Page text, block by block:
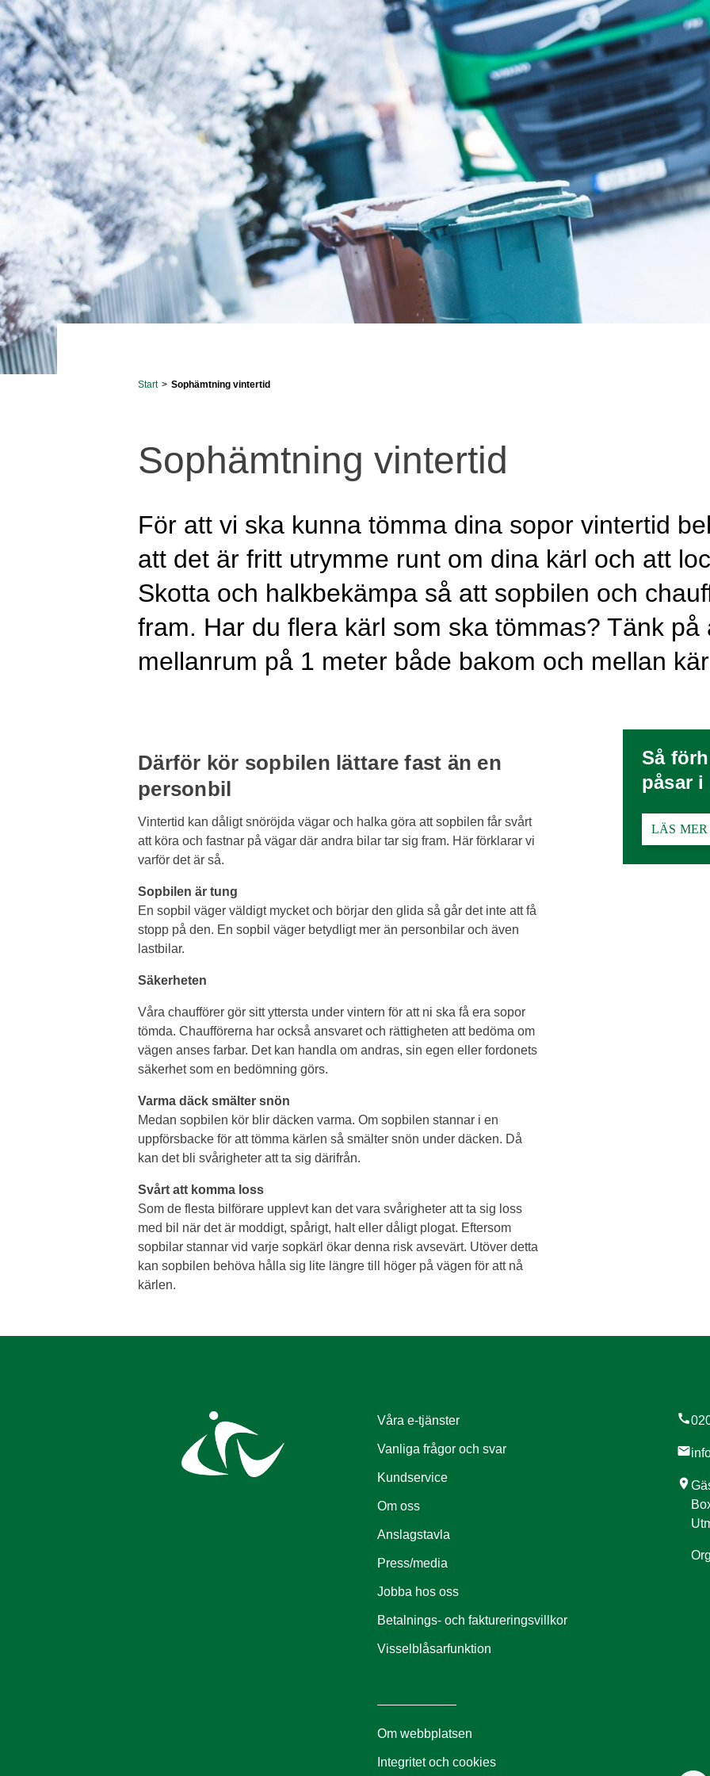
Start > Sophämtning vintertid
Sophämtning vintertid
För att vi ska kunna tömma dina sopor vintertid
att det är fritt utrymme runt om dina kärl och att
Skotta och halkbekämpa så att sopbilen och
fram. Har du flera kärl som ska tömmas? Tänk på
mellanrum på 1 meter både bakom och mellan
Därför kör sopbilen lättare fast än en
personbil
Vintertid kan dåligt snöröjda vägar och halka göra att sopbilen får svårt
att köra och fastnar på vägar där andra bilar tar sig fram. Här förklarar vi
varför det är så.
Sopbilen är tung
En sopbil väger väldigt mycket och börjar den glida så går det inte att få
stopp på den. En sopbil väger betydligt mer än personbilar och även
lastbilar.
Säkerheten
Våra chaufförer gör sitt yttersta under vintern för att ni ska få era sopor
tömda. Chaufförerna har också ansvaret och rättigheten att bedöma om
vägen anses farbar. Det kan handla om andras, sin egen eller fordonets
säkerhet som en bedömning görs.
Varma däck smälter snön
Medan sopbilen kör blir däcken varma. Om sopbilen stannar i en
uppförsbacke för att tömma kärlen så smälter snön under däcken. Då
kan det bli svårigheter att ta sig därifrån.
Svårt att komma loss
Som de flesta bilförare upplevt kan det vara svårigheter att ta sig loss
med bil när det är moddigt, spårigt, halt eller dåligt plogat. Eftersom
sopbilar stannar vid varje sopkärl ökar denna risk avsevärt. Utöver detta
kan sopbilen behöva hålla sig lite längre till höger på vägen för att nå
kärlen.
Så
påsar i
LÄS MER
Våra e-tjänster
Vanliga frågor och svar
Kundservice
Om oss
Anslagstavla
Press/media
Jobba hos oss
Betalnings- och faktureringsvillkor
Visselblåsarfunktion
Om webbplatsen
Integritet och cookies
call
mail
location_on